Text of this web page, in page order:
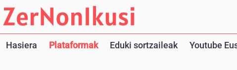
Hasiera Plataformak Eduki sortzaileak Youtube